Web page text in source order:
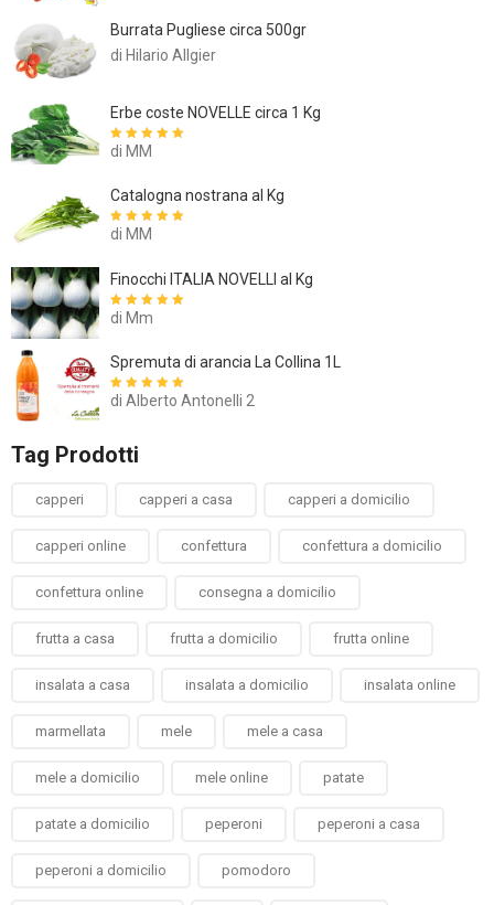
Burrata Pugliese circa 500gr
di Hilario Allgier
Erbe coste NOVELLE circa 1 Kg
Valutato
di MM
Catalogna nostrana al Kg
Valutato
di MM
Finocchi ITALIA NOVELLI al Kg
Valutato
di Mm
Spremuta di arancia La Collina 1L
Valutato5su
di Alberto Antonelli 2
Tag Prodotti
capperi capperi a casa capperi a domicilio
capperi online confettura confettura a domicilio
confettura online consegna a domicilio
frutta a casa frutta a domicilio frutta online
insalata a casa insalata a domicilio insalata online
marmellata mele mele a casa
mele a domicilio mele online patate
patate a domicilio peperoni peperoni a casa
peperoni a domicilio pomodoro